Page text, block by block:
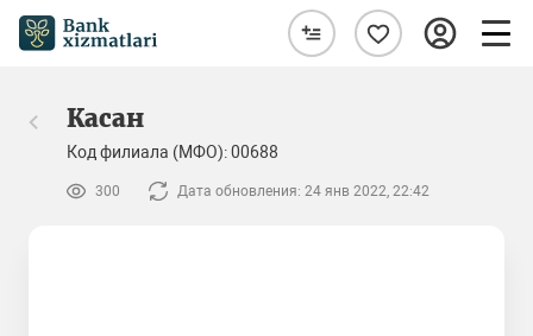
Касан
Код филиала (МФО): 00688
300 Дата обновления: 24 янв 2022, 22:42